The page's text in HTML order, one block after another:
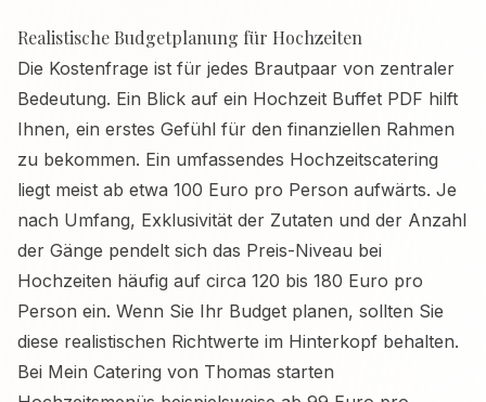
Realistische Budgetplanung für Hochzeiten
Die Kostenfrage ist für jedes Brautpaar von zentraler
Bedeutung. Ein Blick auf ein Hochzeit Buffet PDF hilft
Ihnen, ein erstes Gefühl für den finanziellen Rahmen
zu bekommen. Ein umfassendes Hochzeitscatering
liegt meist ab etwa 100 Euro pro Person aufwärts. Je
nach Umfang, Exklusivität der Zutaten und der Anzahl
der Gänge pendelt sich das Preis-Niveau bei
Hochzeiten häufig auf circa 120 bis 180 Euro pro
Person ein. Wenn Sie Ihr Budget planen, sollten Sie
diese realistischen Richtwerte im Hinterkopf behalten.
Bei Mein Catering von Thomas starten